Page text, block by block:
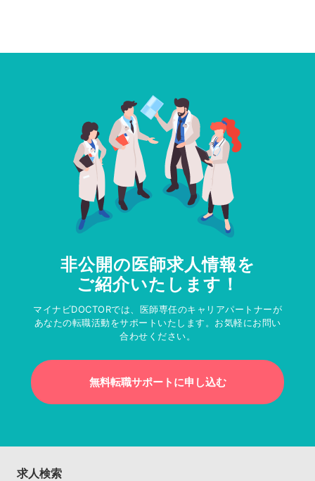
非公開の医師求人情報を
ご紹介いたします！
マイナビDOCTORでは、医師専任のキャリアパートナーが
あなたの転職活動をサポートいたします。お気軽にお問い
合わせください。
無料転職サポートに申し込む
求人検索